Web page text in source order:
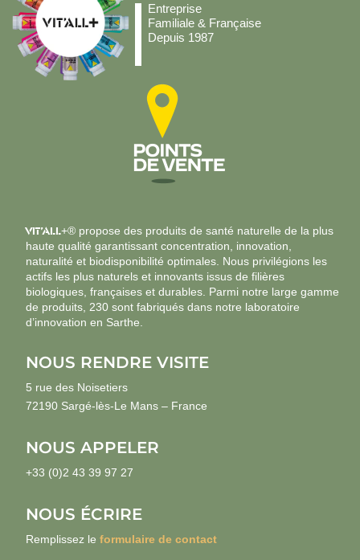
Entreprise
Familiale & Française
Depuis 1987
VIT’ALL+® propose des produits de santé naturelle de la plus
haute qualité garantissant concentration, innovation,
naturalité et biodisponibilité optimales. Nous privilégions les
actifs les plus naturels et innovants issus de filières
biologiques, françaises et durables. Parmi notre large gamme
de produits, 230 sont fabriqués dans notre laboratoire
d’innovation en Sarthe.
NOUS RENDRE VISITE
5 rue des Noisetiers
72190 Sargé-lès-Le Mans – France
NOUS APPELER
+33 (0)2 43 39 97 27
NOUS ÉCRIRE
Remplissez leformulaire de contact